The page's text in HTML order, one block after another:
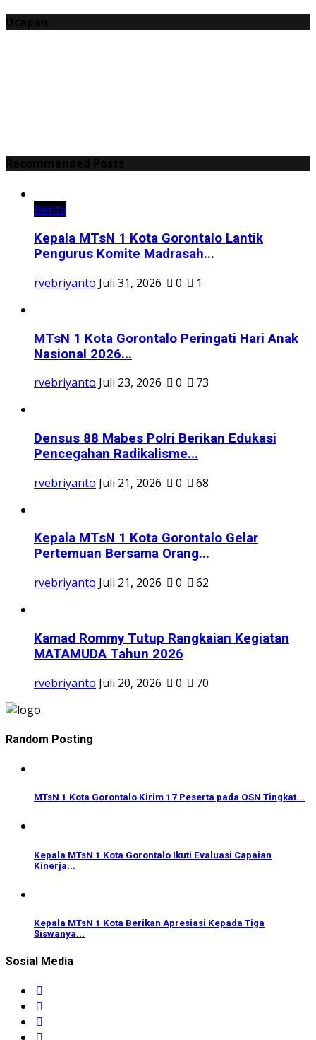
Berita
Kepala MTsN 1 Kota Gorontalo Lantik
Pengurus Komite Madrasah...
rvebriyanto Juli 31, 2026 0 1
MTsN 1 Kota Gorontalo Peringati Hari Anak
Nasional 2026...
rvebriyanto Juli 23, 2026 0 73
Densus 88 Mabes Polri Berikan Edukasi
Pencegahan Radikalisme...
rvebriyanto Juli 21, 2026 0 68
Kepala MTsN 1 Kota Gorontalo Gelar
Pertemuan Bersama Orang...
rvebriyanto Juli 21, 2026 0 62
Kamad Rommy Tutup Rangkaian Kegiatan
MATAMUDA Tahun 2026
rvebriyanto Juli 20, 2026 0 70
Random Posting
MTsN 1 Kota Gorontalo Kirim 17 Peserta pada OSN Tingkat...
Kepala MTsN 1 Kota Gorontalo Ikuti Evaluasi Capaian
Kinerja...
Kepala MTsN 1 Kota Berikan Apresiasi Kepada Tiga
Siswanya...
Sosial Media